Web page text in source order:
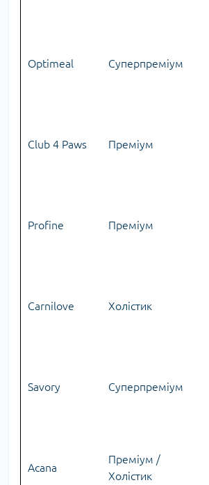
Optimeal Суперпреміум
Club 4 Paws Преміум
Profine Преміум
Carnilove Холістик
Savory Суперпреміум
Acana
Преміум /
Холістик